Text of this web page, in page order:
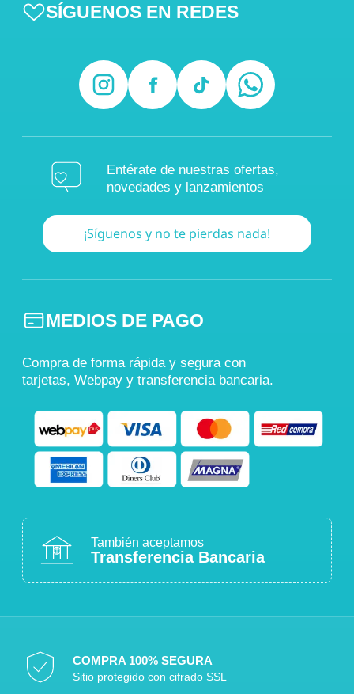
SÍGUENOS EN REDES
Entérate de nuestras ofertas,
novedades y lanzamientos
¡Síguenos y no te pierdas nada!
MEDIOS DE PAGO
Compra de forma rápida y segura con
tarjetas, Webpay y transferencia bancaria.
También aceptamos
Transferencia Bancaria
COMPRA 100% SEGURA
Sitio protegido con cifrado SSL